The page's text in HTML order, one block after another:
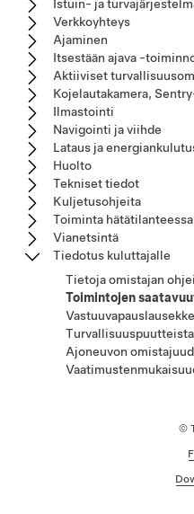
Istuin- ja
Verkkoyhteys
Ajaminen
Itsestään ajava -
Aktiiviset
Kojelautakamera,
Ilmastointi
Navigointi ja viihde
Lataus ja
Huolto
Tekniset tiedot
Kuljetusohjeita
Toiminta hätätilanteessa
Vianetsintä
Tiedotus kuluttajalle
Tietoja omistajan
Toimintojen
Ajoneuvon
©